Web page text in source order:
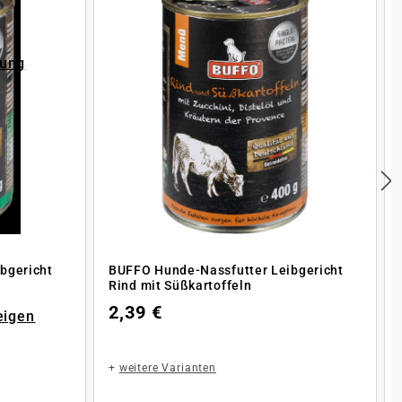
BUFFO Hunde-Nassfutter Leibgericht
Rind mit Süßkartoffeln
2,39 €
+ weitere Varianten